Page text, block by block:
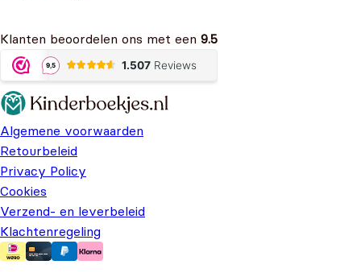
Klanten beoordelen ons met een 9.5
Algemene voorwaarden
Retourbeleid
Privacy Policy
Cookies
Verzend- en leverbeleid
Klachtenregeling